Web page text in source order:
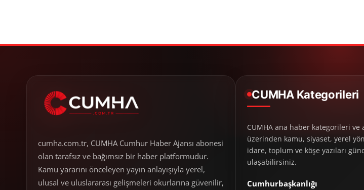
cumha.com.tr, CUMHA Cumhur Haber Ajansı abonesi
olan tarafsız ve bağımsız bir haber platformudur.
Kamu yararını önceleyen yayın anlayışıyla yerel,
ulusal ve uluslararası gelişmeleri okurlarına güvenilir,
CUMHA Kategorileri
CUMHA ana haber kategorileri ve
üzerinden kamu, siyaset, yerel
idare, toplum ve köşe yazıları
ulaşabilirsiniz.
Cumhurbaşkanlığı